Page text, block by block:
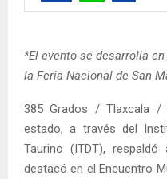
*El evento se desarrolla
la Feria Nacional de San
385 Grados / Tlaxcala /
estado, a través del
Taurino (ITDT),
destacó en el Encuentro